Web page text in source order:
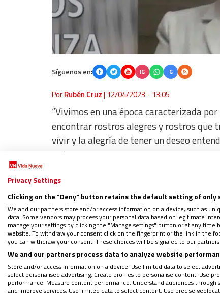
Síguenos en: IG G
PorRubén Cruz| 12/04/2023 - 13:05
“Vivimos en una época caracterizada
encontrar rostros alegres y rostros que
vivir y la alegría de tener un deseo
Así lo ha expresado esta mañana
itinerarios de esperanza’.
PODCAST: Resurrección
Regístrate en el boletín gratuito y
Privacy Settings
Clicking on the "Deny" button retains the default setting of only
We and our partners store and/or access information on a device, such as
data. Some vendors may process your personal data based on legitimate
manage your settings by clicking the "Manage settings" button or at any
website. To withdraw your consent click on the fingerprint or the link in the
you can withdraw your consent. These choices will be signaled to our
We and our partners process data to analyze website
Store and/or access information on a device. Use limited data to select
select personalised advertising. Create profiles to personalise content. Use
performance. Measure content performance. Understand audiences
and improve services. Use limited data to select content. Use precise